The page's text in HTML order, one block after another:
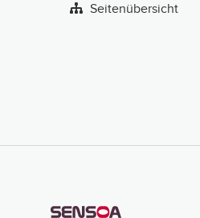
Seitenübersicht